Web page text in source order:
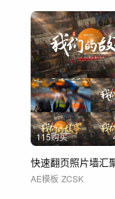
115购买
AE模板 ZCSK